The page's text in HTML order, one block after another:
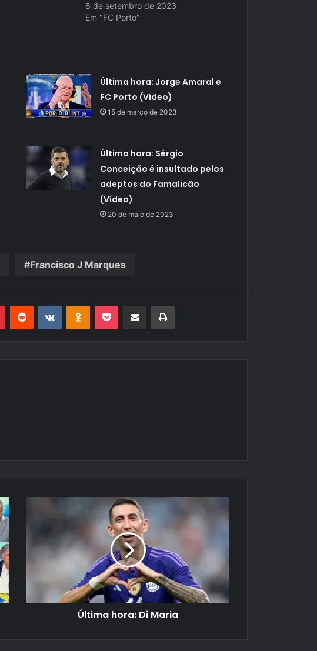
8 de setembro de 2023
Em "FC Porto"
Última hora: Jorge Amaral e
FC Porto (Vídeo)
15 de março de 2023
Última hora: Sérgio
Conceição é insultado pelos
adeptos do Famalicão
(Vídeo)
20 de maio de 2023
Francisco J Marques
PinterestReddit VK OK Pocket Compartilhar via e-mail Imprimir
Última hora: Di Maria